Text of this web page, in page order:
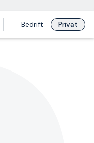
Bedrift Privat